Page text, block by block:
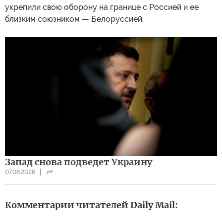
укрепили свою оборону на границе с Россией и ее
близким союзником — Белоруссией.
Запад снова подведет Украину
07.08.2026
Комментарии читателей Daily Mail: